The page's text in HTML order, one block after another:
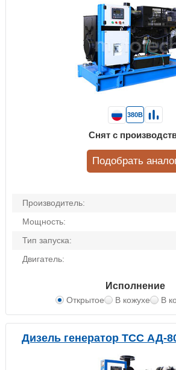
Производитель:
Мощность:
Тип запуска:
Двигатель:
Исполнение
Открытое В кожухе В
380В
Снят с
Подобрать
Дизель генератор ТСС АД-